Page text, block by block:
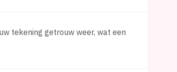
tekening getrouw weer, wat een